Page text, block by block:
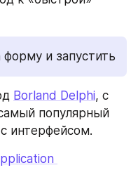
и запустить
Borland Delphi, с
популярный
интерфейсом.